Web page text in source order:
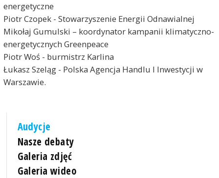
energetyczne
Piotr Czopek - Stowarzyszenie Energii Odnawialnej
Mikołaj Gumulski – koordynator kampanii klimatyczno-
energetycznych Greenpeace
Piotr Woś - burmistrz Karlina
Łukasz Szeląg - Polska Agencja Handlu I Inwestycji w
Warszawie.
Audycje
Nasze debaty
Galeria zdjęć
Galeria wideo